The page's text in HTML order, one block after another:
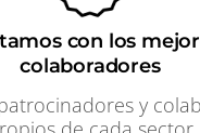
con los
colaboradores
y